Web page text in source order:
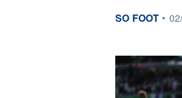
information
SO FOOT •